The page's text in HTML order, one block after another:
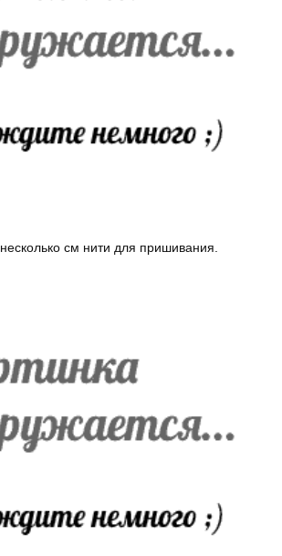
см нити для пришивания.